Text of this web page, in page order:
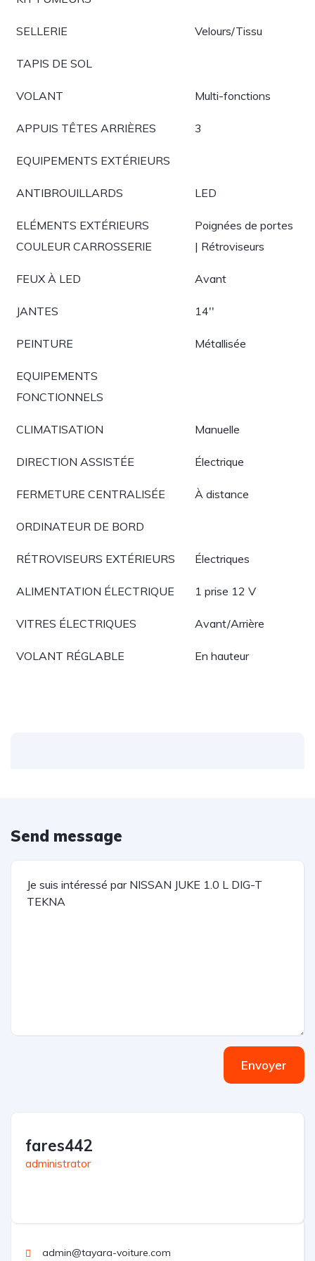
SELLERIE Velours/Tissu
TAPIS DE SOL
VOLANT Multi-fonctions
APPUIS TÊTES ARRIÈRES 3
EQUIPEMENTS EXTÉRIEURS
ANTIBROUILLARDS LED
ELÉMENTS EXTÉRIEURS
COULEUR CARROSSERIE
Poignées de portes
| Rétroviseurs
FEUX À LED Avant
JANTES 14''
PEINTURE Métallisée
EQUIPEMENTS
FONCTIONNELS
CLIMATISATION Manuelle
DIRECTION ASSISTÉE Électrique
FERMETURE CENTRALISÉE À distance
ORDINATEUR DE BORD
RÉTROVISEURS EXTÉRIEURS Électriques
ALIMENTATION ÉLECTRIQUE 1 prise 12 V
VITRES ÉLECTRIQUES Avant/Arrière
VOLANT RÉGLABLE En hauteur
Send message
Envoyer
fares442
administrator
admin@tayara-voiture.com